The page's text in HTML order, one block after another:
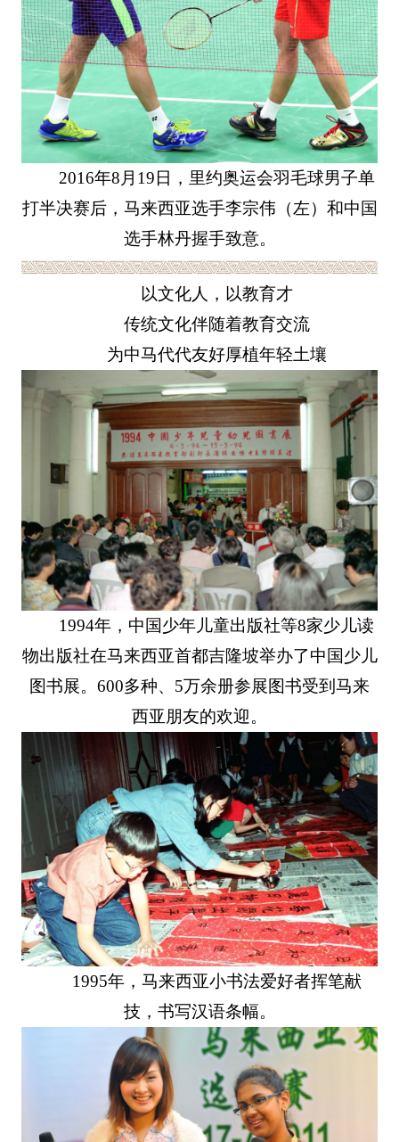
2016年8月19日，里约奥运会羽毛球男子单
打半决赛后，马来西亚选手李宗伟（左）和中国
选手林丹握手致意。
以文化人，以教育才
传统文化伴随着教育交流
为中马代代友好厚植年轻土壤
1994年，中国少年儿童出版社等8家少儿读
物出版社在马来西亚首都吉隆坡举办了中国少儿
图书展。600多种、5万余册参展图书受到马来
西亚朋友的欢迎。
1995年，马来西亚小书法爱好者挥笔献
技，书写汉语条幅。